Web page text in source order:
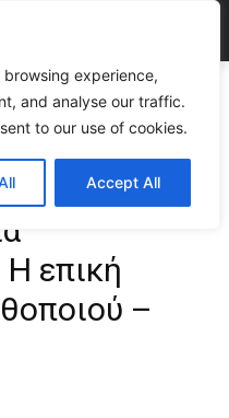
experience,
and analyse our traffic.
to our use of cookies.
Accept All
on air για την Λουκία
on
επική
–